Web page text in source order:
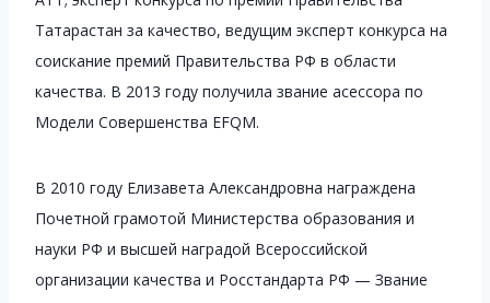
Татарастан за качество, ведущим эксперт конкурса на
соискание премий Правительства РФ в области
качества. В 2013 году получила звание асессора по
Модели Совершенства EFQM.
В 2010 году Елизавета Александровна награждена
Почетной грамотой Министерства образования и
науки РФ и высшей наградой Всероссийской
организации качества и Росстандарта РФ — Звание